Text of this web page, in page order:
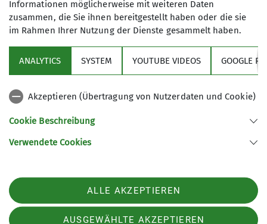
24
Sektion
80469 München
Telefon
Informationen möglicherweise mit weiteren Daten
zusammen, die Sie ihnen bereitgestellt haben oder die sie
im Rahmen Ihrer Nutzung der Dienste gesammelt haben.
ANALYTICS SYSTEM YOUTUBE VIDEOS GOOGLE
Akzeptieren (Übertragung von Nutzerdaten und Cookie)
Cookie Beschreibung
Verwendete Cookies
ALLE AKZEPTIEREN
AUSGEWÄHLTE AKZEPTIEREN